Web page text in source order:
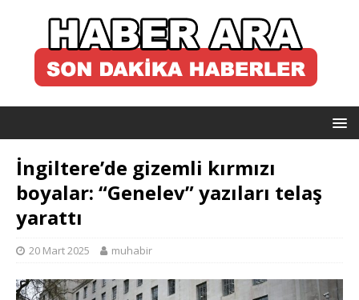
İngiltere’de gizemli kırmızı
boyalar: “Genelev” yazıları telaş
yarattı
20 Mart 2025 muhabir